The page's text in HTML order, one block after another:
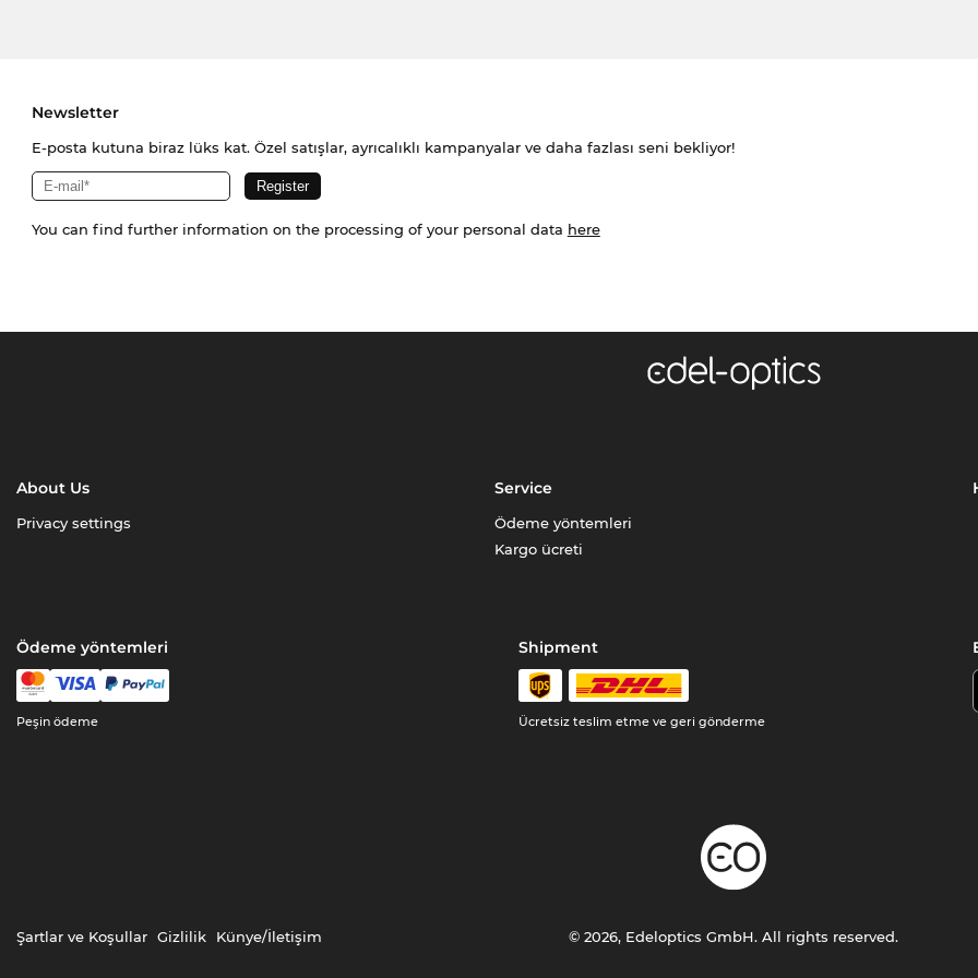
Newsletter
E-posta kutuna biraz lüks kat. Özel satışlar, ayrıcalıklı kampanyalar ve daha fazlası seni bekliyor!
You can find further information on the processing of your personal data here
About Us
Privacy settings
Service
Ödeme yöntemleri
Kargo ücreti
Ödeme yöntemleri
Peşin ödeme
Shipment
Ücretsiz teslim etme ve geri gönderme
Şartlar ve Koşullar Gizlilik Künye/İletişim © 2026, Edeloptics GmbH. All rights reserved.